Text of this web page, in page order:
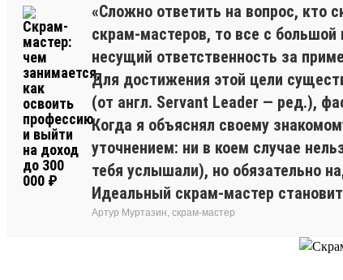
«Сложно ответить на вопрос, кто
скрам-мастеров, то все с
несущий ответственность за
Для достижения этой цели
(от англ. Servant Leader — ред.),
Когда я объяснял своему
уточнением: ни в коем случае
тебя услышали), но обязательно
Идеальный скрам-мастер
Артур Муртазин, скрам-мастер